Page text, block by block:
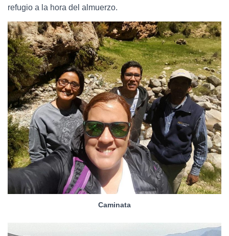
refugio a la hora del almuerzo.
Caminata